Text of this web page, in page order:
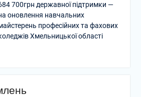
700грн державної підтримки —
оновлення навчальних
професійних та фахових
Хмельницької області